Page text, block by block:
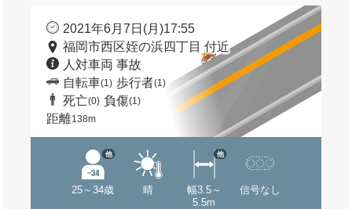
2021年6月7日(月)17:55
福岡市西区姪の浜四丁目 付近
人対車両 事故
自転車(1) 歩行者(1)
死亡(0) 負傷(1)
距離138m
25～34歳
他
晴
幅3.5～
5.5m
他
信号なし